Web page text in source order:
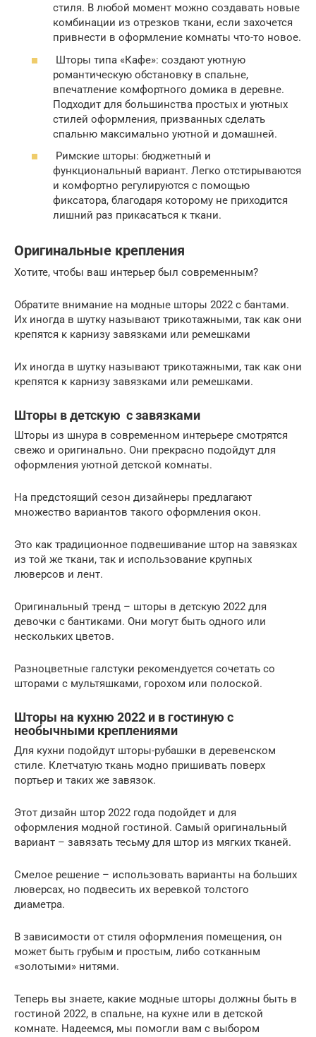
стиля. В любой момент можно создавать новые
комбинации из отрезков ткани, если захочется
привнести в оформление комнаты что-то новое.
Шторы типа «Кафе»: создают уютную
романтическую обстановку в спальне,
впечатление комфортного домика в деревне.
Подходит для большинства простых и уютных
стилей оформления, призванных сделать
спальню максимально уютной и домашней.
Римские шторы: бюджетный и
функциональный вариант. Легко отстирываются
и комфортно регулируются с помощью
фиксатора, благодаря которому не приходится
лишний раз прикасаться к ткани.
Оригинальные крепления
Хотите, чтобы ваш интерьер был современным?
Обратите внимание на модные шторы 2022 с бантами.
Их иногда в шутку называют трикотажными, так как они
крепятся к карнизу завязками или ремешками
Их иногда в шутку называют трикотажными, так как они
крепятся к карнизу завязками или ремешками.
Шторы в детскую с завязками
Шторы из шнура в современном интерьере смотрятся
свежо и оригинально. Они прекрасно подойдут для
оформления уютной детской комнаты.
На предстоящий сезон дизайнеры предлагают
множество вариантов такого оформления окон.
Это как традиционное подвешивание штор на завязках
из той же ткани, так и использование крупных
люверсов и лент.
Оригинальный тренд – шторы в детскую 2022 для
девочки с бантиками. Они могут быть одного или
нескольких цветов.
Разноцветные галстуки рекомендуется сочетать со
шторами с мультяшками, горохом или полоской.
Шторы на кухню 2022 и в гостиную с
необычными креплениями
Для кухни подойдут шторы-рубашки в деревенском
стиле. Клетчатую ткань модно пришивать поверх
портьер и таких же завязок.
Этот дизайн штор 2022 года подойдет и для
оформления модной гостиной. Самый оригинальный
вариант – завязать тесьму для штор из мягких тканей.
Смелое решение – использовать варианты на больших
люверсах, но подвесить их веревкой толстого
диаметра.
В зависимости от стиля оформления помещения, он
может быть грубым и простым, либо сотканным
«золотыми» нитями.
Теперь вы знаете, какие модные шторы должны быть в
гостиной 2022, в спальне, на кухне или в детской
комнате. Надеемся, мы помогли вам с выбором